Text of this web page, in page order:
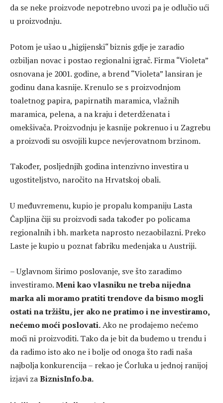
da se neke proizvode nepotrebno uvozi pa je odlučio ući
u proizvodnju.
Potom je ušao u „higijenski“ biznis gdje je zaradio
ozbiljan novac i postao regionalni igrač. Firma “Violeta”
osnovana je 2001. godine, a brend “Violeta” lansiran je
godinu dana kasnije. Krenulo se s proizvodnjom
toaletnog papira, papirnatih maramica, vlažnih
maramica, pelena, a na kraju i deterdženata i
omekšivača. Proizvodnju je kasnije pokrenuo i u Zagrebu
a proizvodi su osvojili kupce nevjerovatnom brzinom.
Također, posljednjih godina intenzivno investira u
ugostiteljstvo, naročito na Hrvatskoj obali.
U međuvremenu, kupio je propalu kompaniju Lasta
Čapljina čiji su proizvodi sada također po policama
regionalnih i bh. marketa naprosto nezaobilazni. Preko
Laste je kupio u poznat fabriku medenjaka u Austriji.
– Uglavnom širimo poslovanje, sve što zaradimo
investiramo.Meni kao vlasniku ne treba nijedna
marka ali moramo pratiti trendove da bismo mogli
ostati na tržištu, jer ako ne pratimo i ne investiramo,
nećemo moći poslovati.Ako ne prodajemo nećemo
moći ni proizvoditi. Tako da je bit da budemo u trendu i
da radimo isto ako ne i bolje od onoga što radi naša
najbolja konkurencija – rekao je Ćorluka u jednoj ranijoj
izjavi zaBiznisInfo.ba.